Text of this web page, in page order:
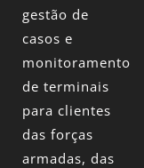
gestão de
casos e
monitoramento
de terminais
para clientes
das forças
armadas, das